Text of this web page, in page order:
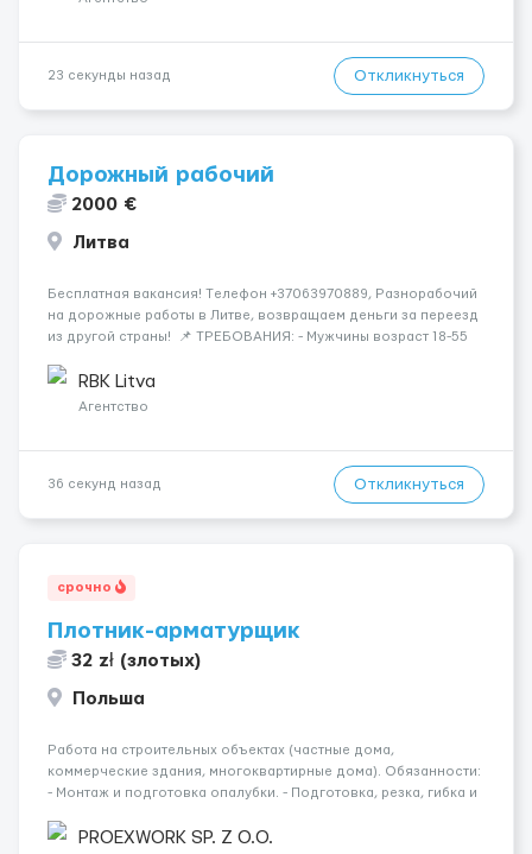
23 секунды назад Откликнуться
Дорожный рабочий
2000 €
Литва
Бесплатная вакансия! Tелефон +37063970889, Разнорабочий
на дорожные работы в Литве, возвращаем деньги за переезд
из другой страны! 📌 ТРЕБОВАНИЯ: - Мужчины возраст 18-55
💳 ОПЛАТА ТРУДА: - ставка 9 евро/час днем...
RBK Litva
Агентство
36 секунд назад Откликнуться
срочно
Плотник-арматурщик
32 zł (злотых)
Польша
Работа на строительных объектах (частные дома,
коммерческие здания, многоквартирные дома). Обязанности:
- Монтаж и подготовка опалубки. - Подготовка, резка, гибка и
Связка арматурных стержней. - Заливка бетона. - Демонтаж
PROEXWORK SP. Z O.O.